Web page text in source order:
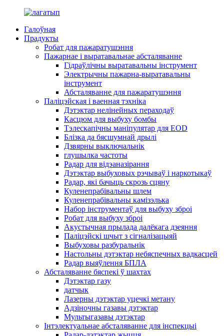
Галоўная
Прадукты
Робат для пажаратушэння
Пажарнае і выратавальнае абсталяванне
Гідраўлічны выратавальны інструмент
Электрычны пажарна-выратавальны
інструмент
Абсталяванне для пажаратушэння
Паліцэйская і ваенная тэхніка
Дэтэктар нелінейных пераходаў
Касцюм для выбуху бомбы
Тэлескапічны маніпулятар для EOD
Блізка да бясшумнай дрылі
Дзвярны выключальнік
глушылка частоты
Радар для відэаназірання
Дэтэктар выбуховых рэчываў і наркотыкаў
Радар, які бачыць скрозь сцяну
Куленепрабівальны шлем
Куленепрабівальны камізэлька
Набор інструментаў для выбуху зброі
Робат для выбуху зброі
Акустычная прылада далёкага дзеяння
Паліцэйскі шчыт з сігналізацыяй
Выбуховы разбуральнік
Настольны дэтэктар небяспечных вадкасцей
Радар выяўлення БПЛА
Абсталяванне бяспекі ў шахтах
Дэтэктар газу
датчык
Лазерны дэтэктар уцечкі метану
Адзіночны газавы дэтэктар
Мультыгазавы дэтэктар
Інтэлектуальнае абсталяванне для інспекцыі